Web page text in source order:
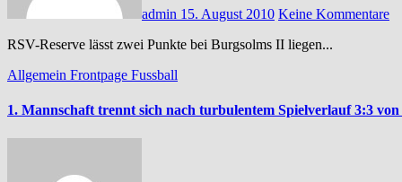
admin 15. August 2010 Keine Kommentare
RSV-Reserve lässt zwei Punkte bei Burgsolms II liegen...
Allgemein Frontpage Fussball
1. Mannschaft trennt sich nach turbulentem Spielverlauf 3:3